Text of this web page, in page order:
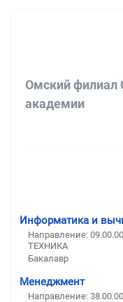
Омский филиал
академии
Информатика и
Направление:
ТЕХНИКА
Бакалавр
Менеджмент
Направление: